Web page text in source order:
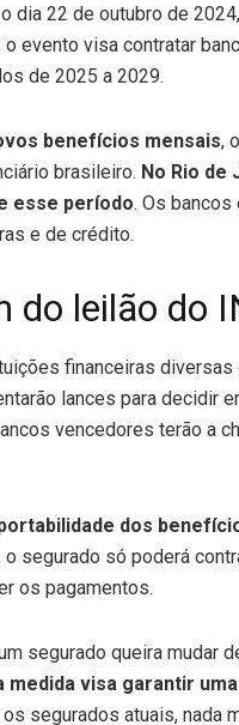
dia 22 de outubro de
o evento visa contratar
de 2025 a 2029.
benefícios mensais,
brasileiro. No Rio de
esse período. Os
e de crédito.
do leilão do
financeiras diversas
lances para decidir
vencedores terão a
dos
segurado só poderá
os pagamentos.
segurado queira mudar
medida visa garantir
os segurados atuais, nada